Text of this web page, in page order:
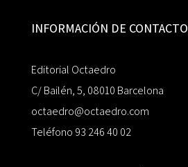
INFORMACIÓN DE CONTACTO
Editorial Octaedro
C/ Bailén, 5, 08010 Barcelona
octaedro@octaedro.com
Teléfono 93 246 40 02